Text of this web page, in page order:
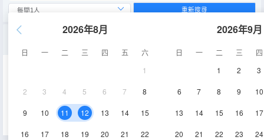
2026年8月
日 一 二 三 四 五
六
1
2 3 4 5 6 7 8
9 10 11 12 13 14 15
16 17 18 19 20 21 22
2026年9月
日 一 二 三
四
1
2 3
6 7 8 9 10
13 14 15 16 17
20 21 22 23 24
重新搜尋